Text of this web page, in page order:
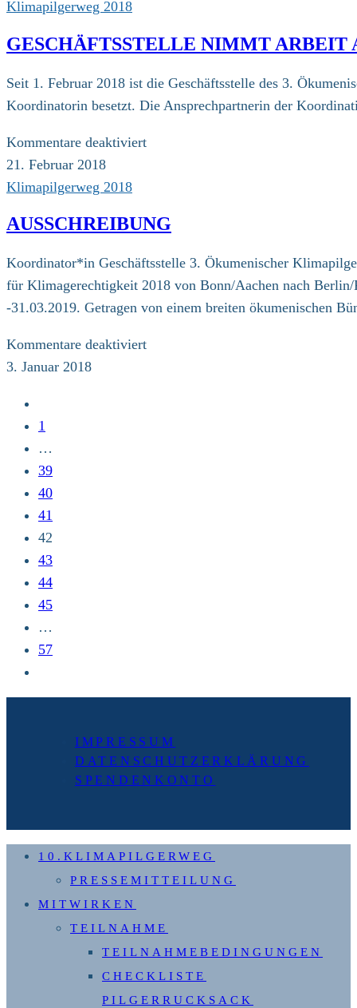
Klimapilgerweg 2018
GESCHÄFTSSTELLE NIMMT ARBEIT
Seit 1. Februar 2018 ist die Geschäftsstelle des 3.
Koordinatorin besetzt. Die Ansprechpartnerin der
Kommentare deaktiviertfür
auf
21. Februar 2018
Klimapilgerweg 2018
AUSSCHREIBUNG
Koordinator*in Geschäftsstelle 3. Ökumenischer
für Klimagerechtigkeit 2018 von Bonn/Aachen nach
-31.03.2019. Getragen von einem breiten ökumenischen
Kommentare deaktiviertfür
3. Januar 2018
vorherigen
Seite
1
…
39
40
41
42
43
44
45
…
57
nächsten
IMPRESSUM
DATENSCHUTZERKLÄRUNG
SPENDENKONTO
10.KLIMAPILGERWEG
PRESSEMITTEILUNG
MITWIRKEN
TEILNAHME
TEILNAHMEBEDINGUNGEN
CHECKLISTE
PILGERRUCKSACK